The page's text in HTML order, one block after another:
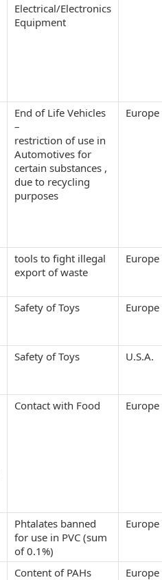
Electrical/Electronics
Equipment
End of Life Vehicles
–
restriction of use in
Automotives for
certain substances ,
due to recycling
purposes
Europe
tools to fight illegal
export of waste
Europe
Safety of Toys Europe
Safety of Toys U.S.A.
Contact with Food Europe
Phtalates banned
for use in PVC (sum
of 0.1%)
Europe
Content of PAHs Europe